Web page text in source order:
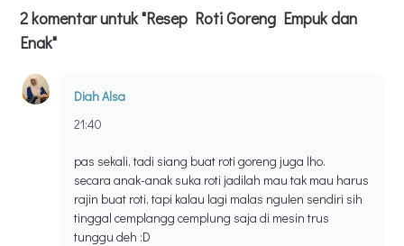
2 komentar untuk "Resep Roti Goreng Empuk dan
Enak"
Diah Alsa
21:40
pas sekali, tadi siang buat roti goreng juga lho.
secara anak-anak suka roti jadilah mau tak mau harus
rajin buat roti, tapi kalau lagi malas ngulen sendiri sih
tinggal cemplangg cemplung saja di mesin trus
tunggu deh :D